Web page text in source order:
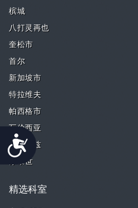
Accessibility
槟城
八打灵再也
奎松市
首尔
新加坡市
特拉维夫
帕西格市
瓦伦西亚
卡托维兹
苏黎世
精选科室